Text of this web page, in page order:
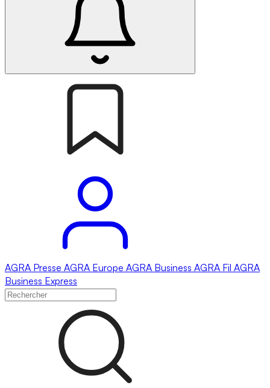
AGRA Presse AGRA Europe AGRA Business AGRA Fil AGRA
Business Express